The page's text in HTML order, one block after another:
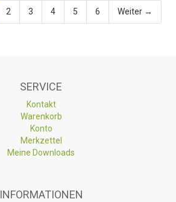
2 3 4 5 6 Weiter →
SERVICE
Kontakt
Warenkorb
Konto
Merkzettel
Meine Downloads
INFORMATIONEN